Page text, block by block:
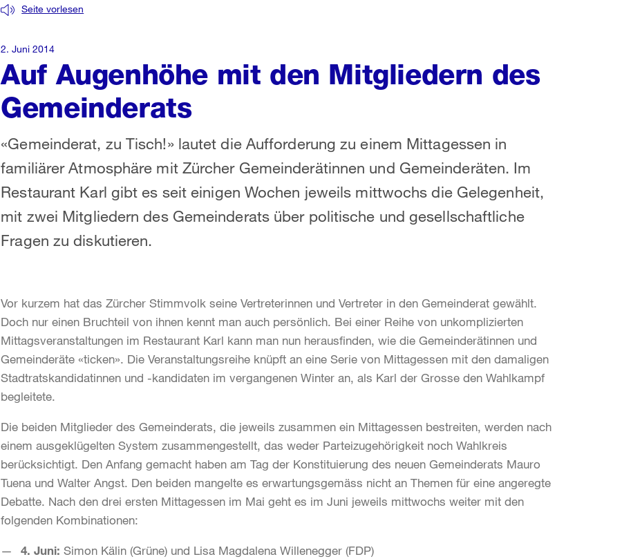
Auf Augenhöhe mit den Mitgliedern des
Gemeinderats
Seite vorlesen
«Gemeinderat, zu Tisch!» lautet die Aufforderung zu einem Mittagessen in
familiärer Atmosphäre mit Zürcher Gemeinderätinnen und Gemeinderäten. Im
Restaurant Karl gibt es seit einigen Wochen jeweils mittwochs die Gelegenheit,
mit zwei Mitgliedern des Gemeinderats über politische und gesellschaftliche
Fragen zu diskutieren.
2. Juni 2014
Vor kurzem hat das Zürcher Stimmvolk seine Vertreterinnen und Vertreter in den Gemeinderat gewählt.
Doch nur einen Bruchteil von ihnen kennt man auch persönlich. Bei einer Reihe von unkomplizierten
Mittagsveranstaltungen im Restaurant Karl kann man nun herausfinden, wie die Gemeinderätinnen und
Gemeinderäte «ticken». Die Veranstaltungsreihe knüpft an eine Serie von Mittagessen mit den damaligen
Stadtratskandidatinnen und -kandidaten im vergangenen Winter an, als Karl der Grosse den Wahlkampf
begleitete.
Die beiden Mitglieder des Gemeinderats, die jeweils zusammen ein Mittagessen bestreiten, werden nach
einem ausgeklügelten System zusammengestellt, das weder Parteizugehörigkeit noch Wahlkreis
berücksichtigt. Den Anfang gemacht haben am Tag der Konstituierung des neuen Gemeinderats Mauro
Tuena und Walter Angst. Den beiden mangelte es erwartungsgemäss nicht an Themen für eine angeregte
Debatte. Nach den drei ersten Mittagessen im Mai geht es im Juni jeweils mittwochs weiter mit den
folgenden Kombinationen:
4. Juni: Simon Kälin (Grüne) und Lisa Magdalena Willenegger (FDP)